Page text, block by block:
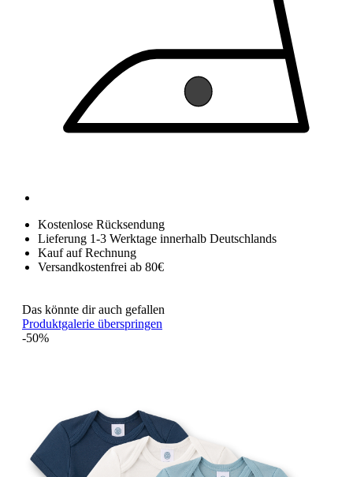
Kostenlose Rücksendung
Lieferung 1-3 Werktage innerhalb Deutschlands
Kauf auf Rechnung
Versandkostenfrei ab 80€
Das könnte dir auch gefallen
Produktgalerie überspringen
-50%